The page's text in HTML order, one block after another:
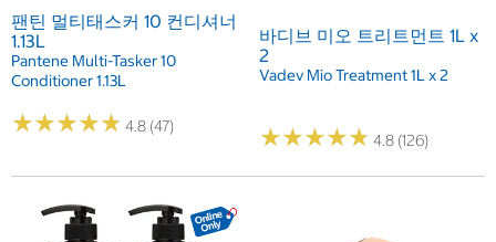
팬틴 멀티태스커 10 컨디셔너
1.13L
Pantene Multi-Tasker 10
Conditioner 1.13L
★★★★★
★★★★★ 4.8 (47)
바디브 미오 트리트먼트 1L x
2
Vadev Mio Treatment 1L x 2
★★★★★
★★★★★ 4.8 (126)